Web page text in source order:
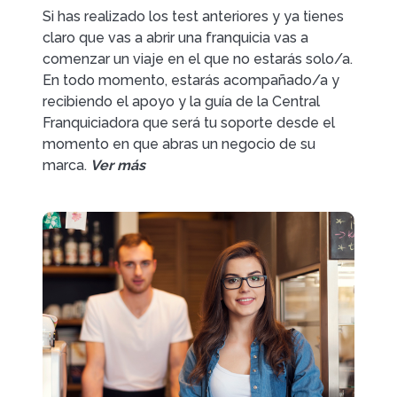
Si has realizado los test anteriores y ya tienes
claro que vas a abrir una franquicia vas a
comenzar un viaje en el que no estarás solo/a.
En todo momento, estarás acompañado/a y
recibiendo el apoyo y la guía de la Central
Franquiciadora que será tu soporte desde el
momento en que abras un negocio de su
marca. Ver más